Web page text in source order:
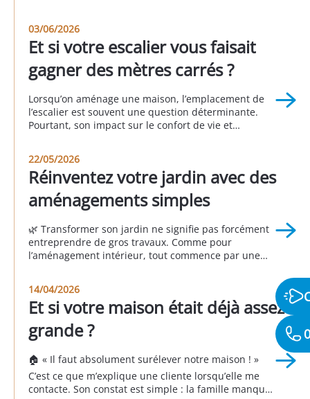
03/06/2026
Et si votre escalier vous faisait
gagner des mètres carrés ?
Lorsqu’on aménage une maison, l’emplacement de
l’escalier est souvent une question déterminante.
Pourtant, son impact sur le confort de vie et
circulation, réduire la fonctionnalité des pièces et
donner une impression d’espace mal exploité. À
l’inverse, un escalier bien pensé permet d’optimiser
[…]
22/05/2026
Réinventez votre jardin avec des
aménagements simples
🌿 Transformer son jardin ne signifie pas forcément
entreprendre de gros travaux. Comme pour
l’aménagement intérieur, tout commence par une
vivre votre extérieur ? Un jardin réussi n’est pas celui
que l’on voit dans les magazines ou chez les voisins.
C’est celui qui répond à vos besoins, à vos […]
14/04/2026
Et si votre maison était déjà assez
grande ?
🏠 « Il faut absolument surélever notre maison ! »
C’est ce que m’explique une cliente lorsqu’elle me
contacte. Son constat est simple : la famille manque